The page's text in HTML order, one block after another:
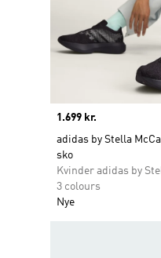
Price
1.699 kr.
adidas by Stella
sko
Kvinder adidas by
3 colours
Nye